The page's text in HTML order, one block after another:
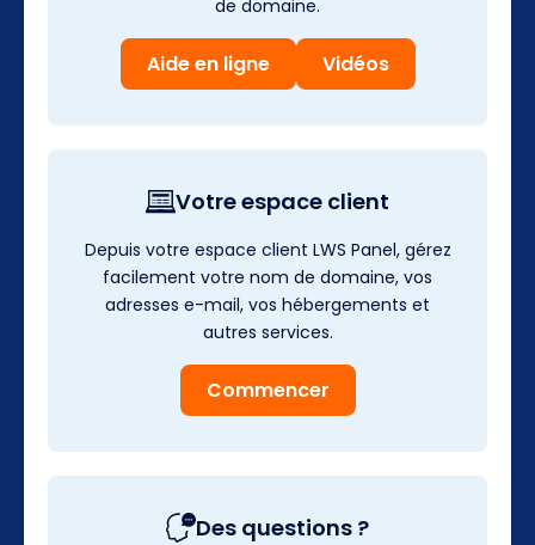
de domaine.
Aide en ligne Vidéos
Votre espace client
Depuis votre espace client LWS Panel, gérez
facilement votre nom de domaine, vos
adresses e-mail, vos hébergements et
autres services.
Commencer
Des questions ?